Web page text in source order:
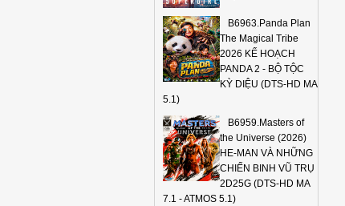
B6963.Panda Plan
The Magical Tribe
2026 KẾ HOẠCH
PANDA 2 - BỘ TỘC
KỲ DIỆU (DTS-HD MA
5.1)
B6959.Masters of
the Universe (2026)
HE-MAN VÀ NHỮNG
CHIẾN BINH VŨ TRỤ
2D25G (DTS-HD MA
7.1 - ATMOS 5.1)